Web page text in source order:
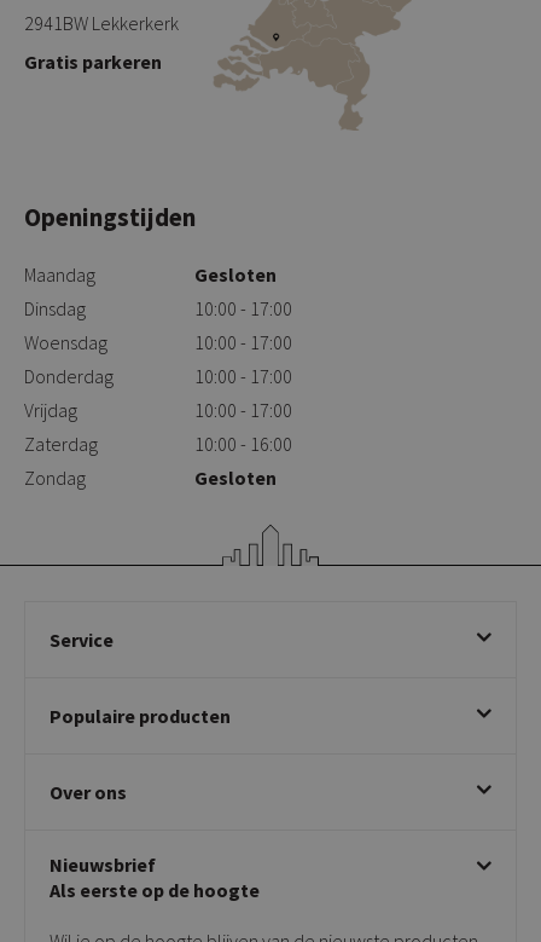
2941BW Lekkerkerk
Gratis parkeren
Openingstijden
Maandag
Gesloten
Dinsdag
10:00 - 17:00
Woensdag
10:00 - 17:00
Donderdag
10:00 - 17:00
Vrijdag
10:00 - 17:00
Zaterdag
10:00 - 16:00
Zondag
Gesloten
Service
Betalen & annuleren
Klachtafhandeling
Privacy policy
Populaire producten
Draaibare eetkamerstoelen
Taupe stoelen
Tuinstoelen
Over ons
Showroom
Contact
Nieuwsbrief
Als eerste op de hoogte